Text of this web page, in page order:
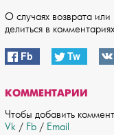
О случаях возврата
делиться в
Fb Tw
КОММЕНТАРИИ
Чтобы добавить
Vk / Fb / Email